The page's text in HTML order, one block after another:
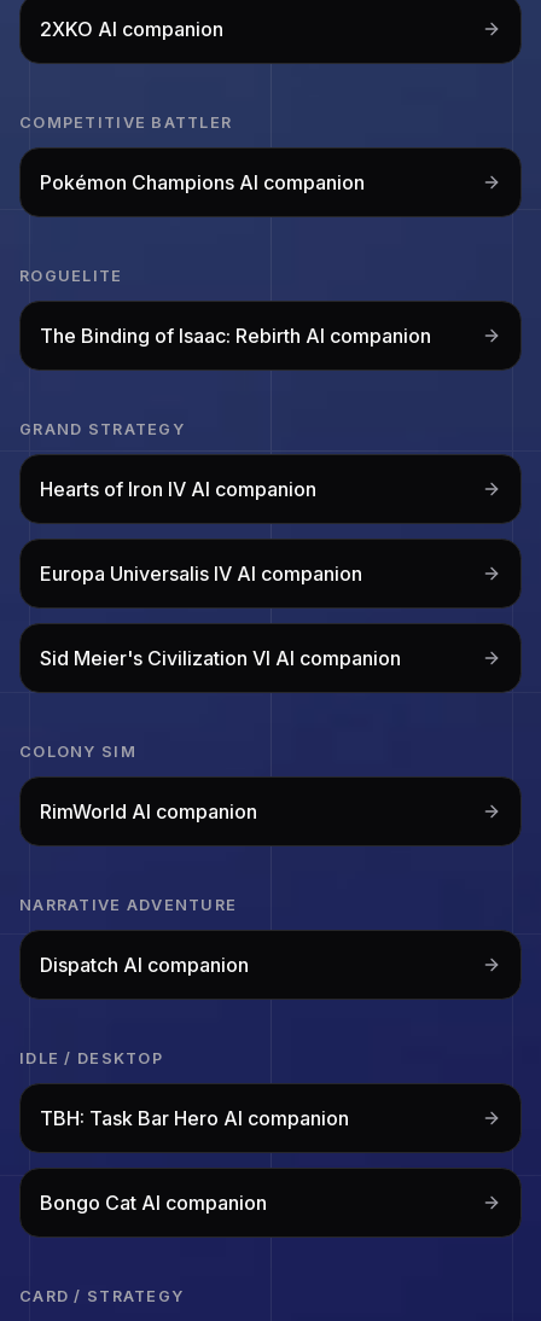
2XKO AI companion
COMPETITIVE BATTLER
Pokémon Champions AI companion
ROGUELITE
The Binding of Isaac: Rebirth AI companion
GRAND STRATEGY
Hearts of Iron IV AI companion
Europa Universalis IV AI companion
Sid Meier's Civilization VI AI companion
COLONY SIM
RimWorld AI companion
NARRATIVE ADVENTURE
Dispatch AI companion
IDLE / DESKTOP
TBH: Task Bar Hero AI companion
Bongo Cat AI companion
CARD / STRATEGY